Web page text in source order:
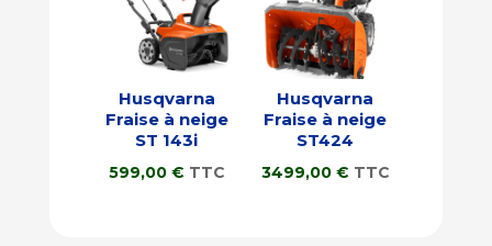
Husqvarna
Fraise à neige
ST 143i
599,00 € TTC
Husqvarna
Fraise à neige
ST424
3499,00 € TTC